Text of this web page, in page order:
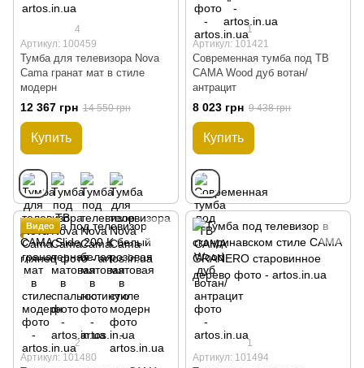
4
Артикул: 100459
Тумба для телевизора Nova
Cama гранат мат в стиле
модерн
12 367 грн 14 550 грн
Купить
1
Артикул: 101421
Современная тумба под ТВ
CAMA Wood дуб вотан/
антрацит
8 023 грн 9 438 грн
Купить
Видео
2
Артикул: 101480
1
Артикул: 101494